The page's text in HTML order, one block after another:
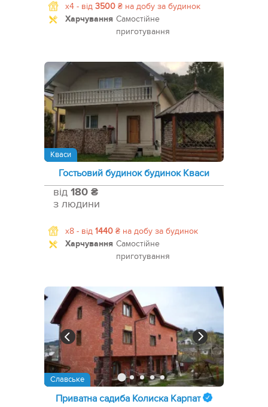
x4 - від 3500 ₴ на добу за будинок
Харчування Самостійне
приготування
Кваси
Гостьовий будинок будинок Кваси
від 180 ₴
з людини
x8 - від 1440 ₴ на добу за будинок
Харчування Самостійне
приготування
Славське
Приватна садиба Колиска Карпат